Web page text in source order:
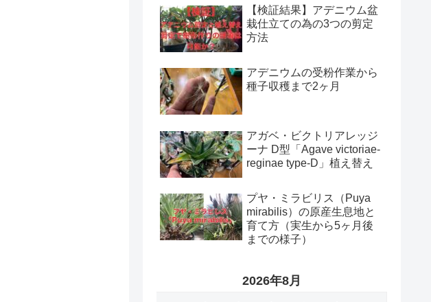
【検証結果】アデニウム盆
栽仕立ての為の3つの剪定
方法
アデニウムの受粉作業から
種子収穫まで2ヶ月
アガベ・ビクトリアレッジ
ーナ D型「Agave victoriae-
reginae type-D」植え替え
プヤ・ミラビリス（Puya
mirabilis）の原産生息地と
育て方（実生から5ヶ月後
までの様子）
2026年8月